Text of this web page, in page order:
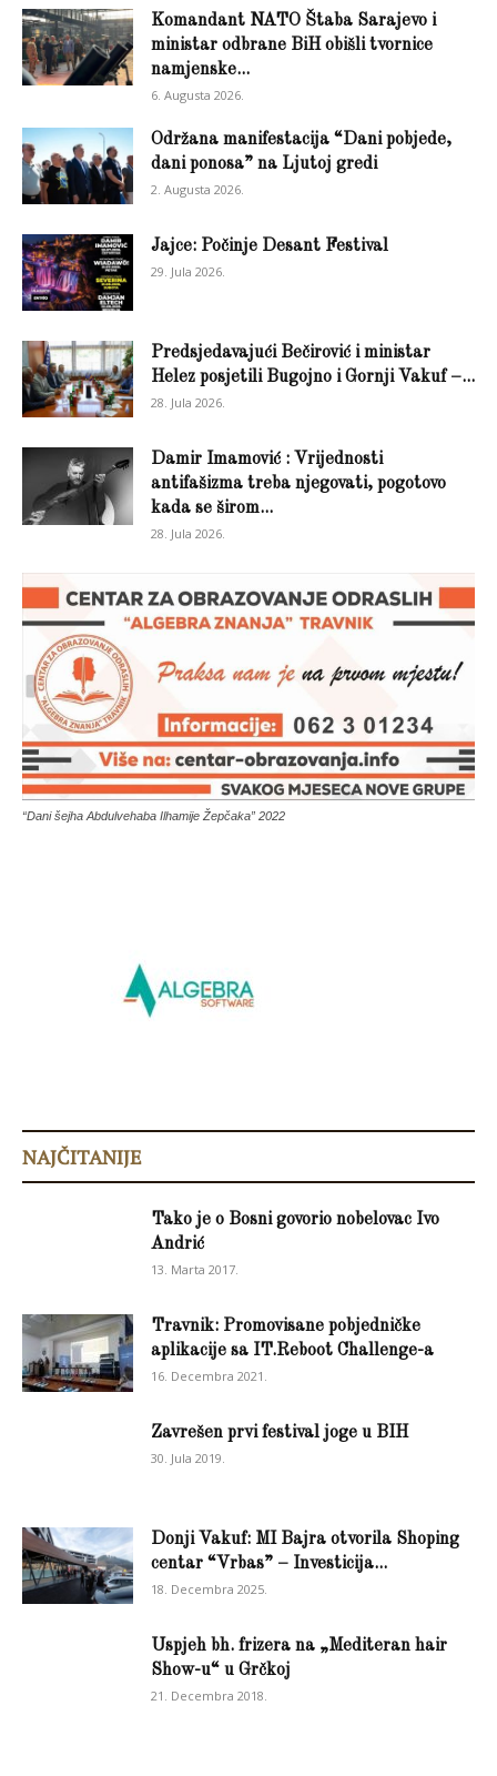
Komandant NATO Štaba Sarajevo i
ministar odbrane BiH obišli tvornice
namjenske...
6. Augusta 2026.
Održana manifestacija “Dani pobjede,
dani ponosa” na Ljutoj gredi
2. Augusta 2026.
Jajce: Počinje Desant Festival
29. Jula 2026.
Predsjedavajući Bečirović i ministar
Helez posjetili Bugojno i Gornji Vakuf –...
28. Jula 2026.
Damir Imamović : Vrijednosti
antifašizma treba njegovati, pogotovo
kada se širom...
28. Jula 2026.
“Dani šejha Abdulvehaba Ilhamije Žepčaka” 2022
NAJČITANIJE
Tako je o Bosni govorio nobelovac Ivo
Andrić
13. Marta 2017.
Travnik: Promovisane pobjedničke
aplikacije sa IT.Reboot Challenge-a
16. Decembra 2021.
Zavrešen prvi festival joge u BIH
30. Jula 2019.
Donji Vakuf: MI Bajra otvorila Shoping
centar “Vrbas” – Investicija...
18. Decembra 2025.
Uspjeh bh. frizera na „Mediteran hair
Show-u“ u Grčkoj
21. Decembra 2018.